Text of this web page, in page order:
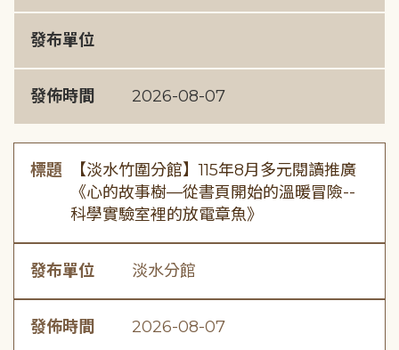
發布單位
發佈時間 2026-08-07
標題
【淡水竹圍分館】115年8月多元閱讀推廣
《心的故事樹—從書頁開始的溫暖冒險--
科學實驗室裡的放電章魚》
發布單位 淡水分館
發佈時間 2026-08-07